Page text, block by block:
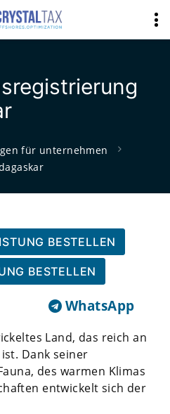
für unternehmen
BESTELLEN
BESTELLEN
WhatsApp
Land, das reich an
Dank seiner
des warmen Klimas
entwickelt sich der